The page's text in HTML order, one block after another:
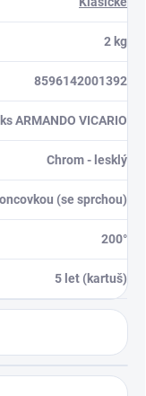
2 kg
8596142001392
ARMANDO VICARIO
Chrom - lesklý
(se sprchou)
200°
5 let (kartuš)